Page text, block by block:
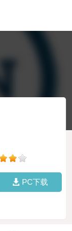
PC下载